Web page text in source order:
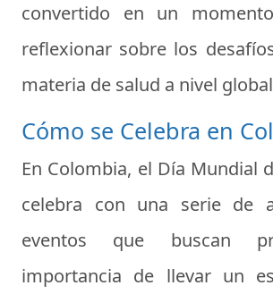
convertido en un
reflexionar sobre los
materia de salud a nivel
Cómo se Celebra en
En Colombia, el Día Mundial
celebra con una serie de
eventos que buscan
importancia de llevar un